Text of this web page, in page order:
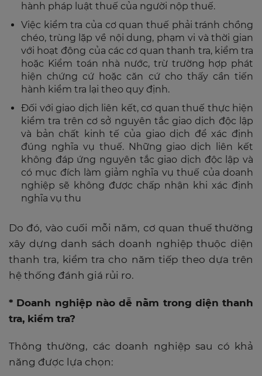
hành pháp luật thuế của người nộp thuế.
Việc kiểm tra của cơ quan thuế phải tránh chồng
chéo, trùng lặp về nội dung, phạm vi và thời gian
với hoạt động của các cơ quan thanh tra, kiểm tra
hoặc Kiểm toán nhà nước, trừ trường hợp phát
hiện chứng cứ hoặc căn cứ cho thấy cần tiến
hành kiểm tra lại theo quy định.
Đối với giao dịch liên kết, cơ quan thuế thực hiện
kiểm tra trên cơ sở nguyên tắc giao dịch độc lập
và bản chất kinh tế của giao dịch để xác định
đúng nghĩa vụ thuế. Những giao dịch liên kết
không đáp ứng nguyên tắc giao dịch độc lập và
có mục đích làm giảm nghĩa vụ thuế của doanh
nghiệp sẽ không được chấp nhận khi xác định
nghĩa vụ thu
Do đó, vào cuối mỗi năm, cơ quan thuế thường
xây dựng danh sách doanh nghiệp thuộc diện
thanh tra, kiểm tra cho năm tiếp theo dựa trên
hệ thống đánh giá rủi ro.
* Doanh nghiệp nào dễ nằm trong diện thanh
tra, kiểm tra?
Thông thường, các doanh nghiệp sau có khả
năng được lựa chọn: